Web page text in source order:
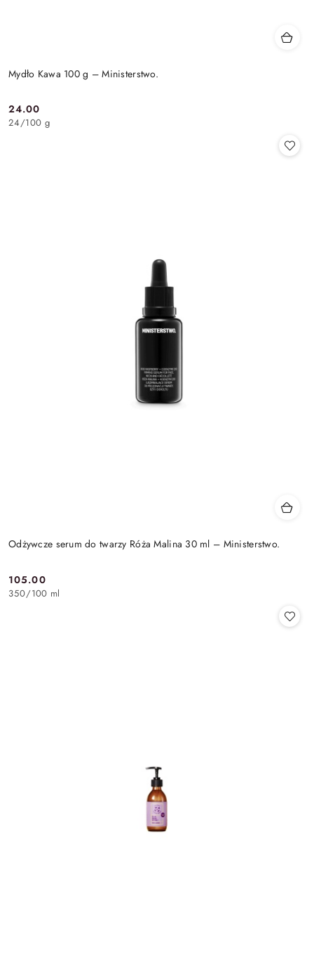
Mydło Kawa 100 g – Ministerstwo.
Cena:
24.00
24/100 g
Odżywcze serum do twarzy Róża Malina 30 ml – Ministerstwo.
Cena:
105.00
350/100 ml